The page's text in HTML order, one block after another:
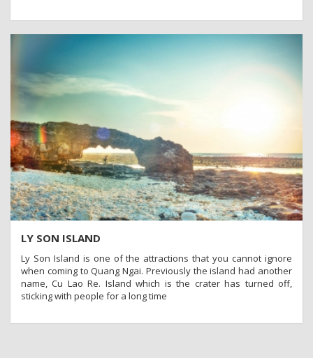
LY SON ISLAND
Ly Son Island is one of the attractions that you cannot ignore
when coming to Quang Ngai. Previously the island had another
name, Cu Lao Re. Island which is the crater has turned off,
sticking with people for a long time